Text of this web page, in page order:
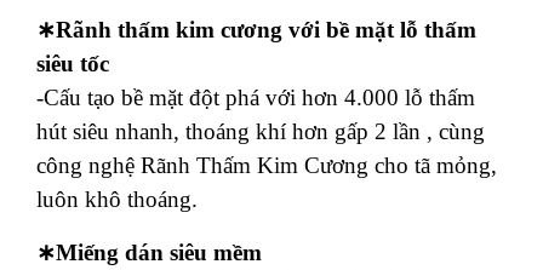
∗Rãnh thấm kim cương với bề mặt lỗ thấm
siêu tốc
-Cấu tạo bề mặt đột phá với hơn 4.000 lỗ thấm
hút siêu nhanh, thoáng khí hơn gấp 2 lần , cùng
công nghệ Rãnh Thấm Kim Cương cho tã mỏng,
luôn khô thoáng.
∗Miếng dán siêu mềm